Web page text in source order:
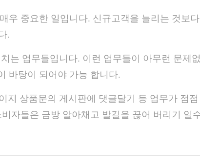
우 중요한 일입니다. 신규고객을 늘리는 것보다
.
는 업무들입니다. 이런 업무들이 아무런 문제
바탕이 되어야 가능 합니다.
지 상품문의 게시판에 댓글달기 등 업무가 점점
자들은 금방 알아채고 발길을 끊어 버리기 일